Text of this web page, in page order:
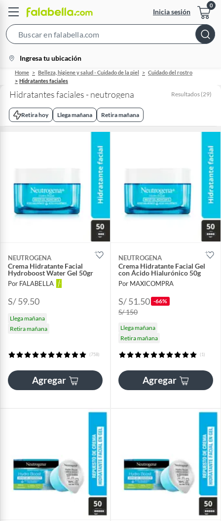
Inicia sesión
Bar
location-
icon
Ingresa tu ubicación
Home Belleza, higiene y salud - Cuidado de la piel
Cuidado del rostro
Hidratantes faciales
Hidratantes faciales - neutrogena Resultados (29)
Retira hoy Llega mañana Retira mañana
NEUTROGENA
Crema Hidratante Facial
Hydroboost Water Gel 50gr
Por FALABELLA
S/ 59.50
Llega mañana
Retira mañana
(758)
Agregar
NEUTROGENA
Crema Hidratante Facial Gel
con Ácido Hialurónico 50g
Por MAXICOMPRA
S/ 51.50 -66%
S/ 150
Llega mañana
Retira mañana
(1)
Agregar